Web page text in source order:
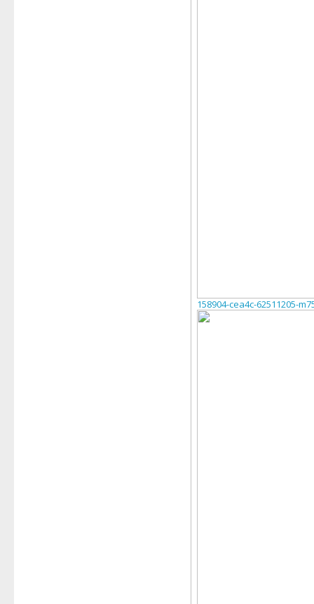
158904-cea4c-62511205-